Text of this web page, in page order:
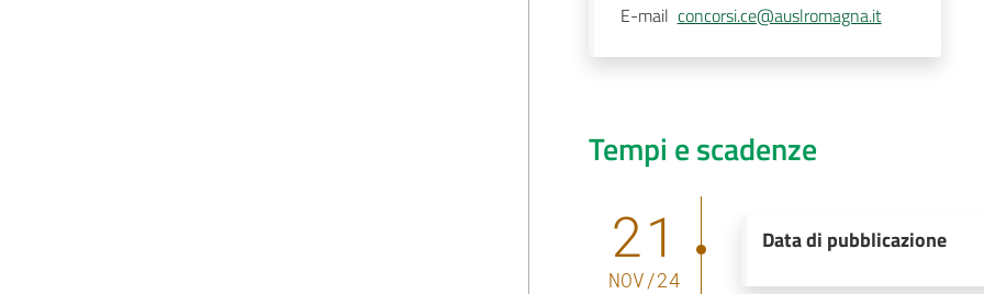
E-mail concorsi.ce@auslromagna.it
Tempi e scadenze
21
NOV/24
Data di pubblicazione